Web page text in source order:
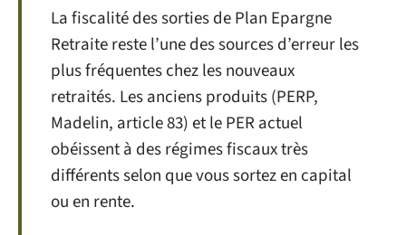
La fiscalité des sorties de Plan Epargne
Retraite reste l’une des sources d’erreur les
plus fréquentes chez les nouveaux
retraités. Les anciens produits (PERP,
Madelin, article 83) et le PER actuel
obéissent à des régimes fiscaux très
différents selon que vous sortez en capital
ou en rente.